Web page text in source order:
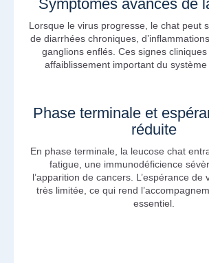
Symptômes avancés de
Lorsque le virus progresse, le chat peut
de diarrhées chroniques,
ganglions enflés. Ces signes
affaiblissement important du système
Phase terminale et
réduite
En phase terminale, la leucose chat
fatigue, une immunodéficience
l’apparition de cancers. L’espérance de
très limitée, ce qui rend
essentiel.